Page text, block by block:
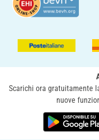
Scarichi ora gratuitamente
nuove